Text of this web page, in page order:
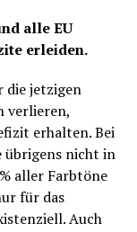
alle EU
erleiden.
die jetzigen
verlieren,
erhalten. Bei
übrigens nicht in
aller Farbtöne
für das
Auch